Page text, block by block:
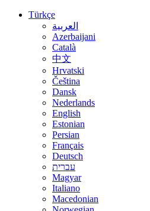
Türkçe
العربية
Azerbaijani
Català
中文
Hrvatski
Čeština
Dansk
Nederlands
English
Estonian
Persian
Français
Deutsch
עברית
Magyar
Italiano
Macedonian